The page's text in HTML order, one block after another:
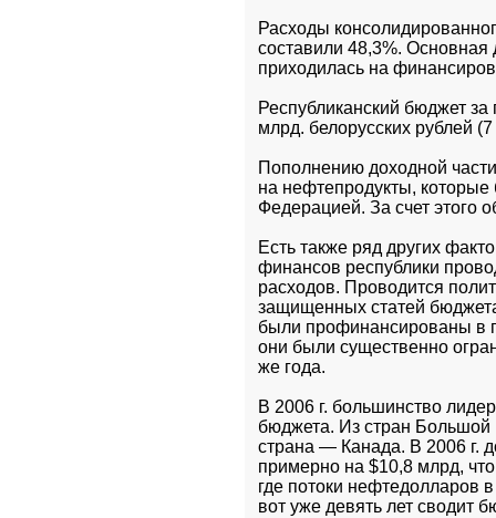
Расходы
составили 48,3%.
приходилась на
Республиканский бюджет
млрд. белорусских рублей
Пополнению доходной
на нефтепродукты,
Федерацией. За счет этого
Есть также ряд других
финансов республики
расходов. Проводится
защищенных статей
были профинансированы в
они были существенно
же года.
В 2006 г. большинство
бюджета. Из стран Большой
страна — Канада. В 2006 г.
примерно на $10,8 млрд,
где потоки нефтедолларов
вот уже девять лет сводит